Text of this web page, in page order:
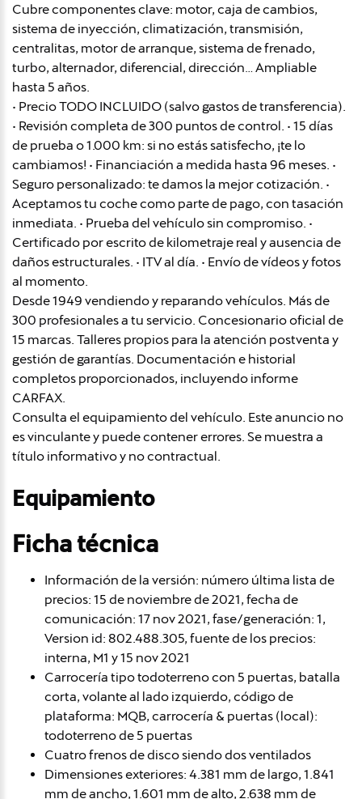
Cubre componentes clave: motor, caja de cambios,
sistema de inyección, climatización, transmisión,
centralitas, motor de arranque, sistema de frenado,
turbo, alternador, diferencial, dirección… Ampliable
hasta 5 años.
• Precio TODO INCLUIDO (salvo gastos de transferencia).
• Revisión completa de 300 puntos de control. • 15 días
de prueba o 1.000 km: si no estás satisfecho, ¡te lo
cambiamos! • Financiación a medida hasta 96 meses. •
Seguro personalizado: te damos la mejor cotización. •
Aceptamos tu coche como parte de pago, con tasación
inmediata. • Prueba del vehículo sin compromiso. •
Certificado por escrito de kilometraje real y ausencia de
daños estructurales. • ITV al día. • Envío de vídeos y fotos
al momento.
Desde 1949 vendiendo y reparando vehículos. Más de
300 profesionales a tu servicio. Concesionario oficial de
15 marcas. Talleres propios para la atención postventa y
gestión de garantías. Documentación e historial
completos proporcionados, incluyendo informe
CARFAX.
Consulta el equipamiento del vehículo. Este anuncio no
es vinculante y puede contener errores. Se muestra a
título informativo y no contractual.
Equipamiento
Ficha técnica
Información de la versión: número última lista de
precios: 15 de noviembre de 2021, fecha de
comunicación: 17 nov 2021, fase/generación: 1,
Version id: 802.488.305, fuente de los precios:
interna, M1 y 15 nov 2021
Carrocería tipo todoterreno con 5 puertas, batalla
corta, volante al lado izquierdo, código de
plataforma: MQB, carrocería & puertas (local):
todoterreno de 5 puertas
Cuatro frenos de disco siendo dos ventilados
Dimensiones exteriores: 4.381 mm de largo, 1.841
mm de ancho, 1.601 mm de alto, 2.638 mm de